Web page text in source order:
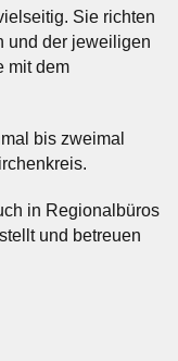
Sie richten
und der jeweiligen
mit dem
bis zweimal
in Regionalbüros
und betreuen